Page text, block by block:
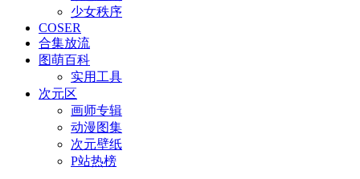
少女秩序
COSER
合集放流
图萌百科
实用工具
次元区
画师专辑
动漫图集
次元壁纸
P站热榜